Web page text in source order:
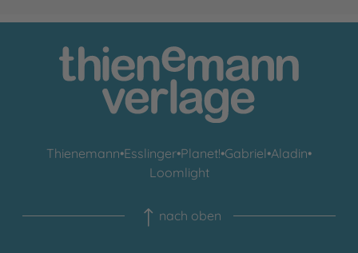
Thienemann•Esslinger•Planet!•Gabriel•Aladin•
Loomlight
nach oben